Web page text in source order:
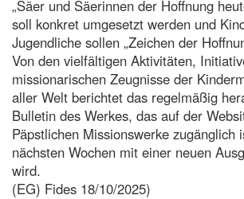
„Säer und Säerinnen der Hoffnung
soll konkret umgesetzt werden und
Jugendliche sollen „Zeichen der
Von den vielfältigen Aktivitäten,
missionarischen Zeugnisse der
aller Welt berichtet das regelmäßig
Bulletin des Werkes, das auf der
Päpstlichen Missionswerke zugänglich
nächsten Wochen mit einer neuen
wird.
(EG) Fides 18/10/2025)